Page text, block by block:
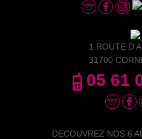
1 ROUTE
31700
05 61
DECOUVREZ NOS 6